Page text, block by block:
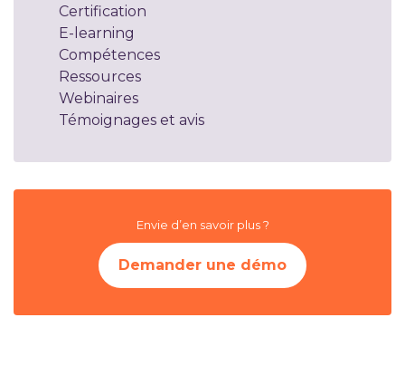
Certification
E-learning
Compétences
Ressources
Webinaires
Témoignages et avis
Envie d’en savoir plus ?
Demander une démo